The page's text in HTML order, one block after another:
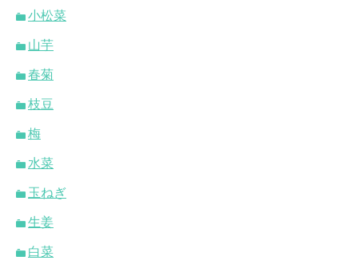
小松菜
山芋
春菊
枝豆
梅
水菜
玉ねぎ
生姜
白菜